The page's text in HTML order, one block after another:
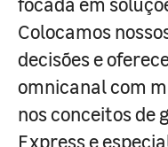
Colocamos
decisões e
omnicanal com
nos conceitos de
Express e